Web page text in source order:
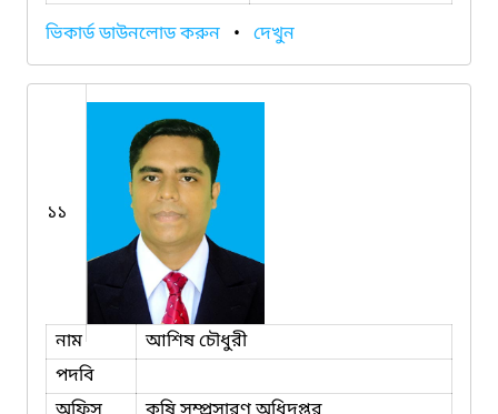
ভিকার্ড ডাউনলোড করুন • দেখুন
১১
নাম
আশিষ চৌধুরী
পদবি